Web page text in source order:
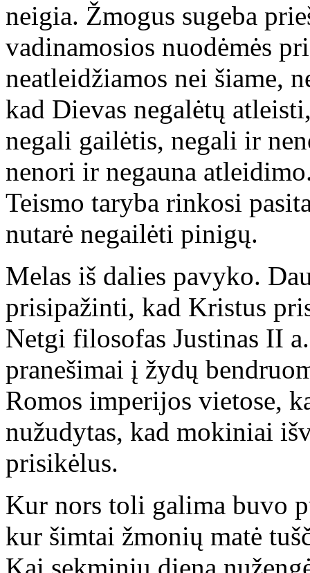
neigia. Žmogus sugeba
vadinamosios nuodėmės
neatleidžiamos nei šiame,
kad Dievas negalėtų
negali gailėtis, negali ir
nenori ir negauna
Teismo taryba rinkosi
nutarė negailėti pinigų.
Melas iš dalies pavyko.
prisipažinti, kad Kristus
Netgi filosofas Justinas II
pranešimai į žydų
Romos imperijos vietose,
nužudytas, kad mokiniai
prisikėlus.
Kur nors toli galima buvo
kur šimtai žmonių matė